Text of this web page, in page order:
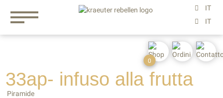
33ap- infuso alla frutta
Piramide
0